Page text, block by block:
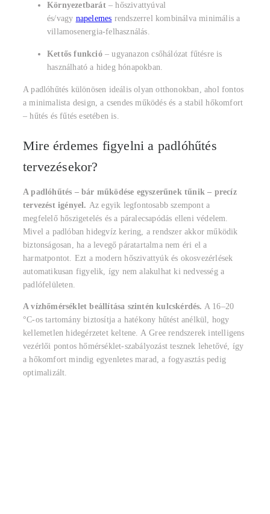
Környezetbarát– hőszivattyúval
és/vagy napelemes rendszerrel kombinálva minimális a
villamosenergia-felhasználás.
Kettős funkció– ugyanazon csőhálózat fűtésre is
használható a hideg hónapokban.
A padlóhűtés különösen ideális olyan otthonokban, ahol fontos
a minimalista design, a csendes működés és a stabil hőkomfort
– hűtés és fűtés esetében is.
Mire érdemes figyelni a padlóhűtés
tervezésekor?
A padlóhűtés – bár működése egyszerűnek tűnik – precíz
tervezést igényel. Az egyik legfontosabb szempont a
megfelelő hőszigetelés és a páralecsapódás elleni védelem.
Mivel a padlóban hidegvíz kering, a rendszer akkor működik
biztonságosan, ha a levegő páratartalma nem éri el a
harmatpontot. Ezt a modern hőszivattyúk és okosvezérlések
automatikusan figyelik, így nem alakulhat ki nedvesség a
padlófelületen.
A vízhőmérséklet beállítása szintén kulcskérdés. A 16–20
°C-os tartomány biztosítja a hatékony hűtést anélkül, hogy
kellemetlen hidegérzetet keltene. A Gree rendszerek intelligens
vezérlői pontos hőmérséklet-szabályozást tesznek lehetővé, így
a hőkomfort mindig egyenletes marad, a fogyasztás pedig
optimalizált.